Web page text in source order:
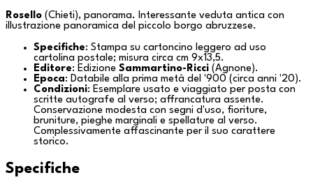
Rosello (Chieti), panorama. Interessante veduta antica con
illustrazione panoramica del piccolo borgo abruzzese.
Specifiche: Stampa su cartoncino leggero ad uso
cartolina postale; misura circa cm 9x13,5.
Editore: Edizione Sammartino-Ricci (Agnone).
Epoca: Databile alla prima metà del '900 (circa anni '20).
Condizioni: Esemplare usato e viaggiato per posta con
scritte autografe al verso; affrancatura assente.
Conservazione modesta con segni d'uso, fioriture,
bruniture, pieghe marginali e spellature al verso.
Complessivamente affascinante per il suo carattere
storico.
Specifiche